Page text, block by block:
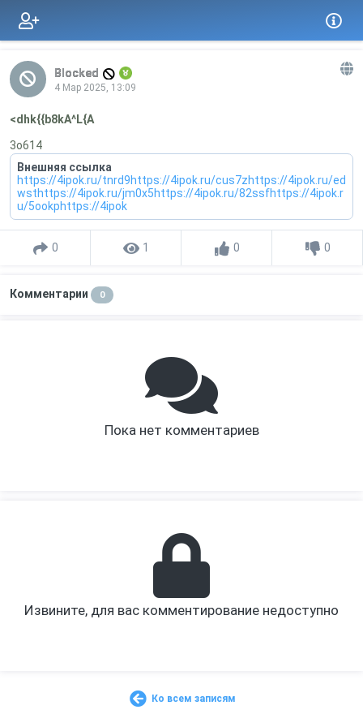
Blocked
4 Мар 2025, 13:09
<dhk{{b8kA^L{A
3o614
Внешняя ссылка
https://4ipok.ru/tnrd9https://4ipok.ru/cus7zhttps://4ipok.ru/ed
wsthttps://4ipok.ru/jm0x5https://4ipok.ru/82ssfhttps://4ipok.r
u/5ookphttps://4ipok
0 1 0 0
Комментарии 0
Пока нет комментариев
Извините, для вас комментирование недоступно
Ко всем записям